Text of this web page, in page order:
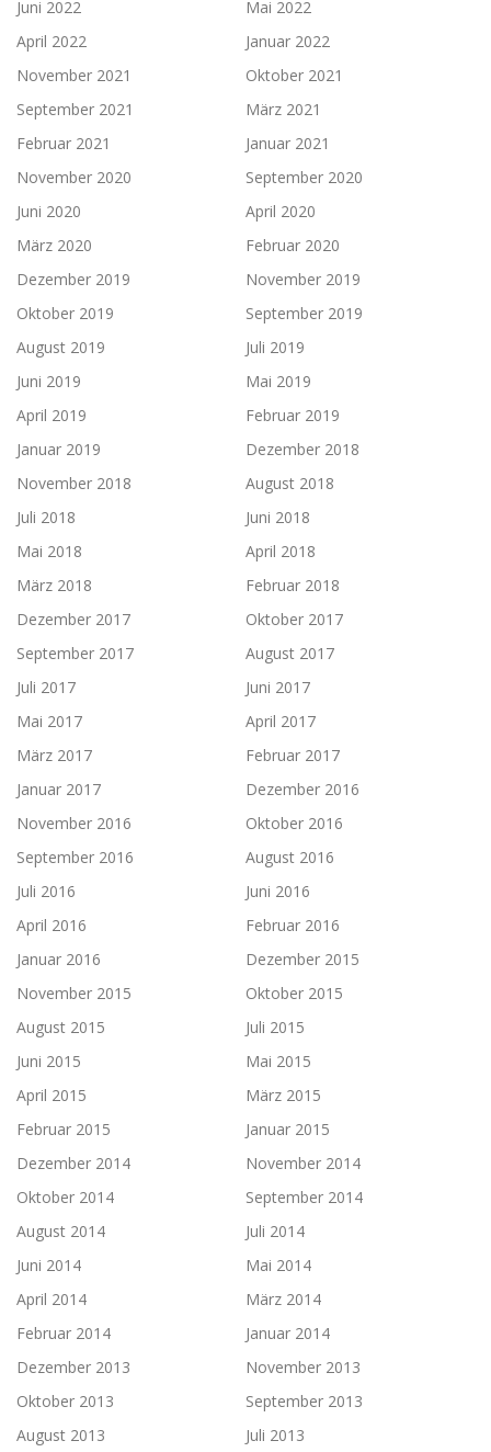
Juni 2022
Mai 2022
April 2022
Januar 2022
November 2021
Oktober 2021
September 2021
März 2021
Februar 2021
Januar 2021
November 2020
September 2020
Juni 2020
April 2020
März 2020
Februar 2020
Dezember 2019
November 2019
Oktober 2019
September 2019
August 2019
Juli 2019
Juni 2019
Mai 2019
April 2019
Februar 2019
Januar 2019
Dezember 2018
November 2018
August 2018
Juli 2018
Juni 2018
Mai 2018
April 2018
März 2018
Februar 2018
Dezember 2017
Oktober 2017
September 2017
August 2017
Juli 2017
Juni 2017
Mai 2017
April 2017
März 2017
Februar 2017
Januar 2017
Dezember 2016
November 2016
Oktober 2016
September 2016
August 2016
Juli 2016
Juni 2016
April 2016
Februar 2016
Januar 2016
Dezember 2015
November 2015
Oktober 2015
August 2015
Juli 2015
Juni 2015
Mai 2015
April 2015
März 2015
Februar 2015
Januar 2015
Dezember 2014
November 2014
Oktober 2014
September 2014
August 2014
Juli 2014
Juni 2014
Mai 2014
April 2014
März 2014
Februar 2014
Januar 2014
Dezember 2013
November 2013
Oktober 2013
September 2013
August 2013
Juli 2013